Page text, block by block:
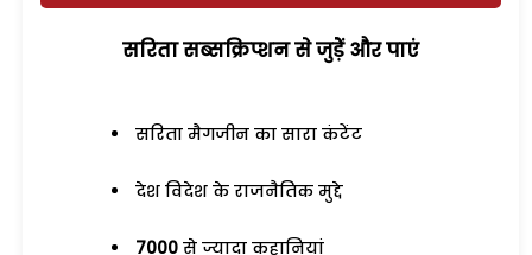
सरिता सब्सक्रिप्शन से जुड़ेें और पाएं
सरिता मैगजीन का सारा कंटेंट
देश विदेश के राजनैतिक मुद्दे
7000 से ज्यादा कहानियां